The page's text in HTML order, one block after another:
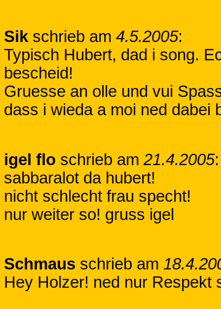
Sik schrieb am 4.5.2005:
Typisch Hubert, dad i song.
bescheid!
Gruesse an olle und vui
dass i wieda a moi ned dabei
igel flo schrieb am 21.4.2005:
sabbaralot da hubert!
nicht schlecht frau specht!
nur weiter so! gruss igel
Schmaus schrieb am
Hey Holzer! ned nur Respekt